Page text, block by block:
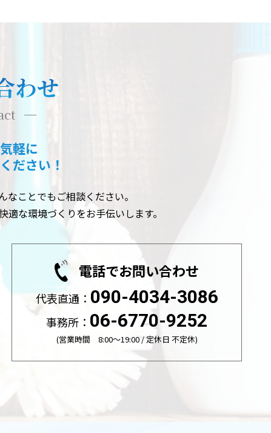
わせ
軽に
ださい！
ことでもご相談ください。
な環境づくりをお手伝いします。
電話でお問い合わせ
代表直通： 090-4034-3086
事務所： 06-6770-9252
(営業時間 8:00～19:00 / 定休日 不定休)